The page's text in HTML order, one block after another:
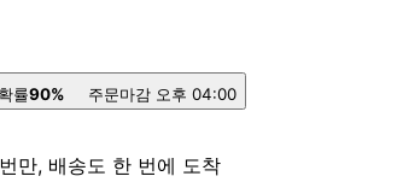
률90% 주문마감 오후 04:00
만, 배송도 한 번에 도착